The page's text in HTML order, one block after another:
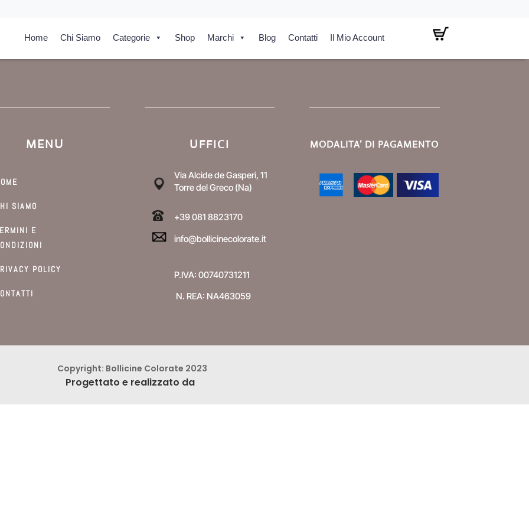
Home Chi Siamo Categorie Shop Marchi Blog Contatti Il Mio Account
MENU
SIAMO
E
POLICY
UFFICI
Via Alcide de Gasperi, 11
Torre del Greco (Na)
+39 081 8823170
info@bollicinecolorate.it
P.IVA: 00740731211
N. REA: NA463059
MODALITA’ DI PAGAMENTO
Copyright: Bollicine Colorate 2023
Progettato e realizzato da